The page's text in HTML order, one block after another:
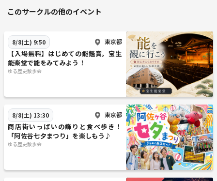
このサークルの他のイベント
8/8(土) 9:50 東京都
【入場無料】はじめての能鑑賞。宝生
能楽堂で能をみてみよう！
ゆる歴史散歩会
8/8(土) 13:30 東京都
商店街いっぱいの飾りと食べ歩き！
「阿佐谷七夕まつり」を楽しもう♪
ゆる歴史散歩会